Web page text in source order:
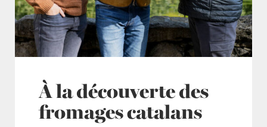
À la découverte des
fromages catalans